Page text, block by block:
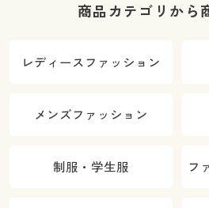
商品カテゴリから
レディースファッション
メンズファッション
制服・学生服 フ